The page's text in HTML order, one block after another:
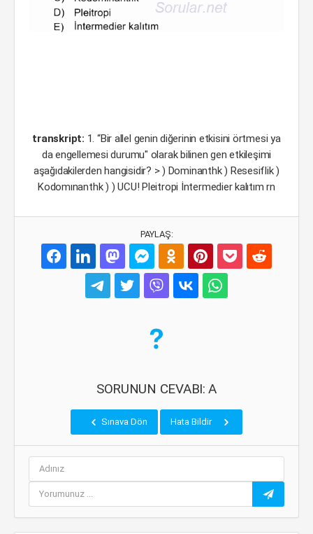
transkript: 1. “Bir allel genin diğerinin etkisini örtmesi ya
da engellemesi durumu" olarak bilinen gen etkileşimi
aşağıdakilerden hangisidir? > ) Dominanthk ) Resesiflik )
Kodomınanthk ) ) UCU! Pleitropi İntermedier kalıtım rn
PAYLAŞ:
SORUNUN CEVABI: A
Sınava Dön Hata Bildir